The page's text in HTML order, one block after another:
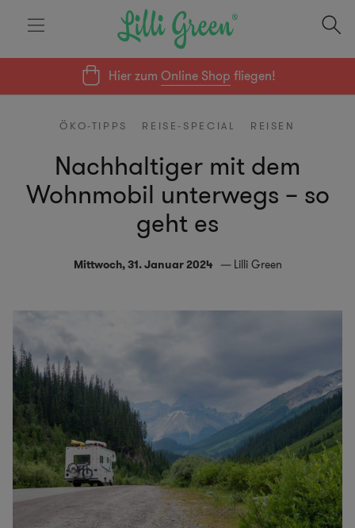
Hier zumOnline Shop fliegen!
ÖKO-TIPPS REISE-SPECIAL REISEN
Nachhaltiger mit dem
Wohnmobil unterwegs – so
geht es
Mittwoch, 31. Januar 2024 Lilli Green